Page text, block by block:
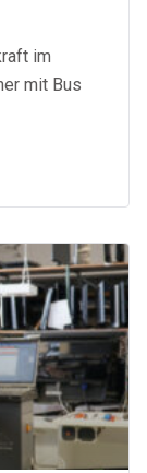
im
mit Bus